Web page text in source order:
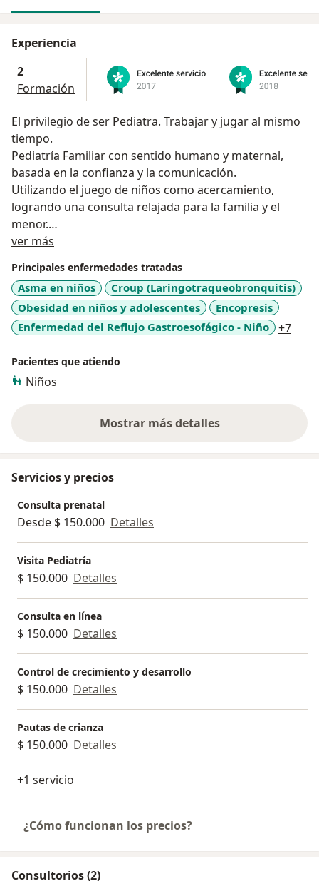
Experiencia
2
Formación
El privilegio de ser Pediatra. Trabajar y jugar al mismo
tiempo.
Pediatría Familiar con sentido humano y maternal,
basada en la confianza y la comunicación.
Utilizando el juego de niños como acercamiento,
logrando una consulta relajada para la familia y el
menor.
El logro de mantener constante comunicación con los
dudas, miedos y ansiedades ante cualquier síntoma o
enfermedad.
ver más
Principales enfermedades tratadas
Asma en niños
Croup (Laringotraqueobronquitis)
Obesidad en niños y adolescentes
Encopresis
Enfermedad del Reflujo Gastroesofágico - Niño
+7
Pacientes que atiendo
Niños
Mostrar más detalles
sobre la experiencia
Servicios y precios
Consulta prenatal
Desde $ 150.000 Detalles
Visita Pediatría
$ 150.000 Detalles
Consulta en línea
$ 150.000 Detalles
Control de crecimiento y desarrollo
$ 150.000 Detalles
Pautas de crianza
$ 150.000 Detalles
+1 servicio
¿Cómo funcionan los precios?
Consultorios (2)